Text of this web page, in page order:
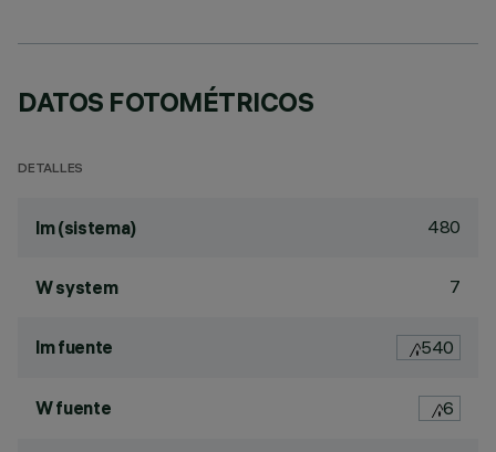
DATOS FOTOMÉTRICOS
DETALLES
lm (sistema) 480
W system 7
lm fuente 540
W fuente 6